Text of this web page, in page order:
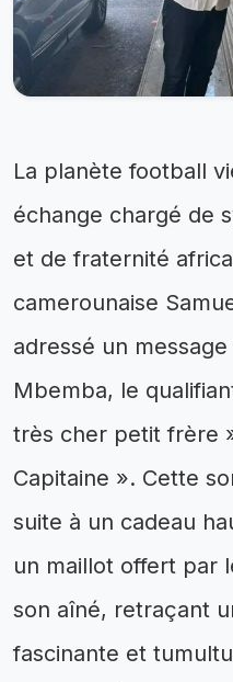
La planète football
échange chargé de
et de fraternité
camerounaise
adressé un
Mbemba, le
très cher petit frère
Capitaine ». Cette
suite à un cadeau
un maillot offert par
son aîné, retraçant
fascinante et